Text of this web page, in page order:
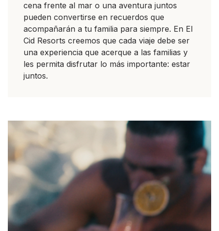
cena frente al mar o una aventura juntos
pueden convertirse en recuerdos que
acompañarán a tu familia para siempre. En El
Cid Resorts creemos que cada viaje debe ser
una experiencia que acerque a las familias y
les permita disfrutar lo más importante: estar
juntos.